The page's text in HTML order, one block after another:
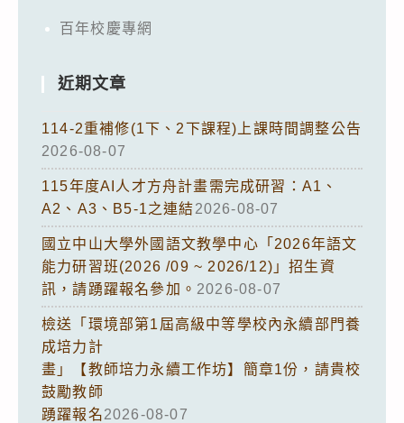
百年校慶專網
近期文章
114-2重補修(1下、2下課程)上課時間調整公告
2026-08-07
115年度AI人才方舟計畫需完成研習：A1、
A2、A3、B5-1之連結2026-08-07
國立中山大學外國語文教學中心「2026年語文
能力研習班(2026 /09 ~ 2026/12)」招生資
訊，請踴躍報名參加。 2026-08-07
檢送「環境部第1屆高級中等學校內永續部門養
成培力計
畫」【教師培力永續工作坊】簡章1份，請貴校
鼓勵教師
踴躍報名2026-08-07